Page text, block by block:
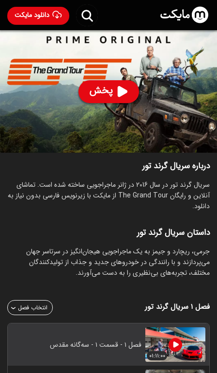
دانلود مایکت
پخش
سریال گرند تور- The Grand Tour 2016
۱,۲۵۰ 91% ۸.۷
ساخت بریتانیا سال 2016
رده سنی ۱۳+
سریال
ماجراجویی کمدی ورزشی
توضیحات قسمت‌ها سریال‌های مشابه
درباره سریال گرند تور
سریال گرند تور در سال 2016 در ژانر ماجراجویی ساخته شده است. تماشای
آنلاین و رایگان The Grand Tour از مایکت با زیرنویس فارسی بدون نیاز به
دانلود.
داستان سریال گرند تور
جرمی، ریچارد و جیمز به یک ماجراجویی هیجان‌انگیز در سرتاسر جهان
می‌پردازند و با رانندگی در خودروهای جدید و جذاب از تولیدکنندگان
مختلف، تجربه‌های بی‌نظیری را به دست می‌آورند.
فصل ۱ سریال گرند تور انتخاب فصل
۰۱:۱۱:۰۰
فصل ۱ - قسمت ۱ - ‌سه‌گانه مقدس